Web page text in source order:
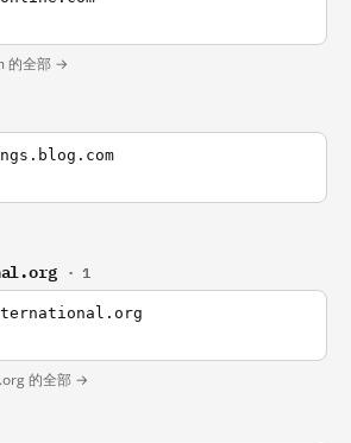
的全部 →
· 1
的全部 →